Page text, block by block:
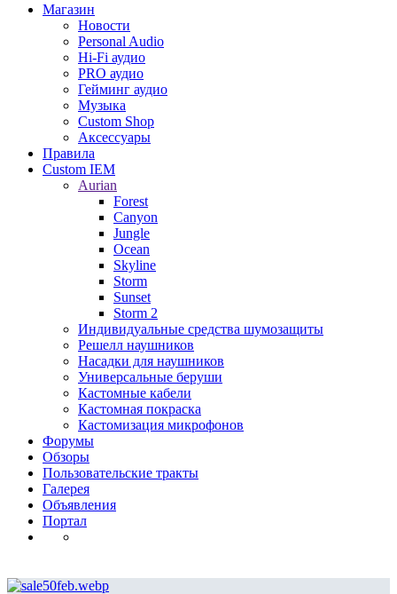
Магазин
Новости
Personal Audio
Hi-Fi аудио
PRO аудио
Гейминг аудио
Музыка
Custom Shop
Аксессуары
Правила
Custom IEM
Aurian
Forest
Canyon
Jungle
Ocean
Skyline
Storm
Sunset
Storm 2
Индивидуальные средства шумозащиты
Решелл наушников
Насадки для наушников
Универсальные беруши
Кастомные кабели
Кастомная покраска
Кастомизация микрофонов
Форумы
Обзоры
Пользовательские тракты
Галерея
Объявления
Портал